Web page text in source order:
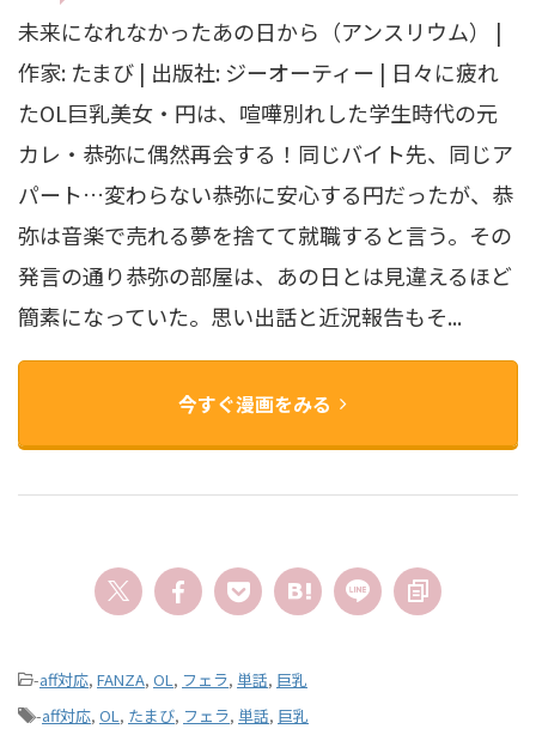
未来になれなかったあの日から（アンスリウム） |
作家: たまび | 出版社: ジーオーティー | 日々に疲れ
たOL巨乳美女・円は、喧嘩別れした学生時代の元
カレ・恭弥に偶然再会する！同じバイト先、同じア
パート…変わらない恭弥に安心する円だったが、恭
弥は音楽で売れる夢を捨てて就職すると言う。その
発言の通り恭弥の部屋は、あの日とは見違えるほど
簡素になっていた。思い出話と近況報告もそ...
今すぐ漫画をみる
-aff対応, FANZA, OL, フェラ, 単話, 巨乳
-aff対応, OL, たまび, フェラ, 単話, 巨乳